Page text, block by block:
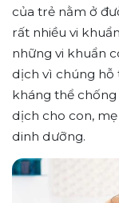
của trẻ nằm ở
rất nhiều vi
những vi khuẩn
dịch vì chúng hỗ
kháng thể chống
dịch cho con,
dinh dưỡng.